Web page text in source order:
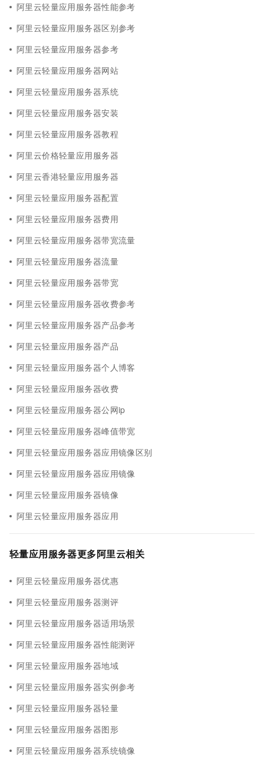
阿里云轻量应用服务器性能参考
阿里云轻量应用服务器区别参考
阿里云轻量应用服务器参考
阿里云轻量应用服务器网站
阿里云轻量应用服务器系统
阿里云轻量应用服务器安装
阿里云轻量应用服务器教程
阿里云价格轻量应用服务器
阿里云香港轻量应用服务器
阿里云轻量应用服务器配置
阿里云轻量应用服务器费用
阿里云轻量应用服务器带宽流量
阿里云轻量应用服务器流量
阿里云轻量应用服务器带宽
阿里云轻量应用服务器收费参考
阿里云轻量应用服务器产品参考
阿里云轻量应用服务器产品
阿里云轻量应用服务器个人博客
阿里云轻量应用服务器收费
阿里云轻量应用服务器公网ip
阿里云轻量应用服务器峰值带宽
阿里云轻量应用服务器应用镜像区别
阿里云轻量应用服务器应用镜像
阿里云轻量应用服务器镜像
阿里云轻量应用服务器应用
轻量应用服务器更多阿里云相关
阿里云轻量应用服务器优惠
阿里云轻量应用服务器测评
阿里云轻量应用服务器适用场景
阿里云轻量应用服务器性能测评
阿里云轻量应用服务器地域
阿里云轻量应用服务器实例参考
阿里云轻量应用服务器轻量
阿里云轻量应用服务器图形
阿里云轻量应用服务器系统镜像